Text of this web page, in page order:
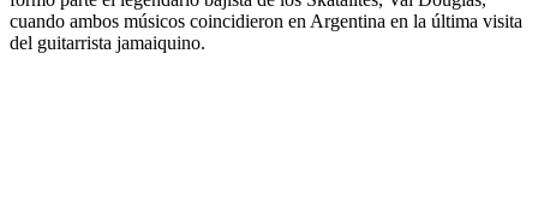
cuando ambos músicos coincidieron en Argentina en la última visita
del guitarrista jamaiquino.